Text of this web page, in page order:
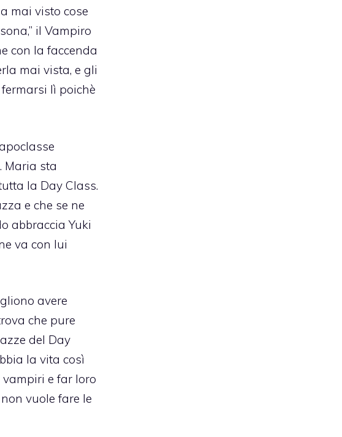
mai visto cose
il Vampiro
con la faccenda
mai vista, e gli
lì poichè
Maria sta
la Day Class.
e che se ne
abbraccia Yuki
va con lui
avere
che pure
del Day
la vita così
vampiri e far loro
vuole fare le